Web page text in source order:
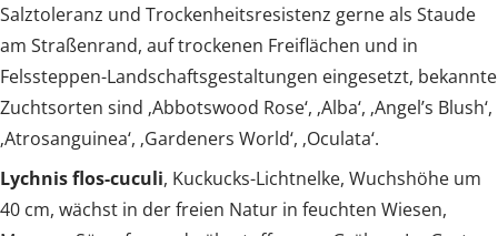
Salztoleranz und Trockenheitsresistenz gerne als Staude
am Straßenrand, auf trockenen Freiflächen und in
Felssteppen-Landschaftsgestaltungen eingesetzt, bekannte
Zuchtsorten sind ‚Abbotswood Rose‘, ‚Alba‘, ‚Angel’s Blush‘,
‚Atrosanguinea‘, ‚Gardeners World‘, ‚Oculata‘.
Lychnis flos-cuculi, Kuckucks-Lichtnelke, Wuchshöhe um
40 cm, wächst in der freien Natur in feuchten Wiesen,